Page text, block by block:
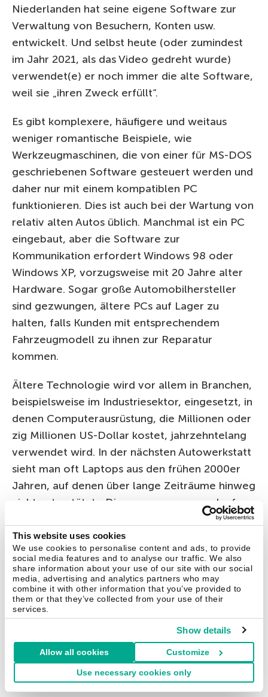
This website uses cookies
We use cookies to personalise content and ads, to provide
social media features and to analyse our traffic. We also
share information about your use of our site with our social
media, advertising and analytics partners who may
combine it with other information that you’ve provided to
them or that they’ve collected from your use of their
services.
Show details
Allow all cookies Customize
Use necessary cookies only
Niederlanden hat seine eigene Software zur
Verwaltung von Besuchern, Konten usw.
entwickelt. Und selbst heute (oder zumindest
im Jahr 2021, als das Video gedreht wurde)
verwendet(e) er noch immer die alte Software,
weil sie „ihren Zweck erfüllt“.
Es gibt komplexere, häufigere und weitaus
weniger romantische Beispiele, wie
Werkzeugmaschinen, die von einer für MS-DOS
geschriebenen Software gesteuert werden und
daher nur mit einem kompatiblen PC
funktionieren. Dies ist auch bei der Wartung von
relativ alten Autos üblich. Manchmal ist ein PC
eingebaut, aber die Software zur
Kommunikation erfordert Windows 98 oder
Windows XP, vorzugsweise mit 20 Jahre alter
Hardware. Sogar große Automobilhersteller
sind gezwungen, ältere PCs auf Lager zu
halten, falls Kunden mit entsprechendem
Fahrzeugmodell zu ihnen zur Reparatur
kommen.
Ältere Technologie wird vor allem in Branchen,
beispielsweise im Industriesektor, eingesetzt, in
denen Computerausrüstung, die Millionen oder
zig Millionen US-Dollar kostet, jahrzehntelang
verwendet wird. In der nächsten Autowerkstatt
sieht man oft Laptops aus den frühen 2000er
Jahren, auf denen über lange Zeiträume hinweg
nicht unterstützte Diagnoseprogramme laufen.
Oft haben Unternehmen ältere Technik im
Einsatz, die für das Auge unsichtbar ist.
Irgendwo in einem verstaubten Schrank
arbeitet der PC eines Systemadministrators aus
den 1990er Jahren mit Software, die von
jemandem geschrieben wurde, der längst im
Ruhestand ist. Und erst wenn man versehentlich
den Stecker zieht, wird klar, dass der Profit des
Unternehmens von diesem Museumsstück